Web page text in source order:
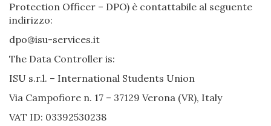
Protection Officer – DPO) è contattabile al seguente
indirizzo:
dpo@isu-services.it
The Data Controller is:
ISU s.r.l. – International Students Union
Via Campofiore n. 17 – 37129 Verona (VR), Italy
VAT ID: 03392530238